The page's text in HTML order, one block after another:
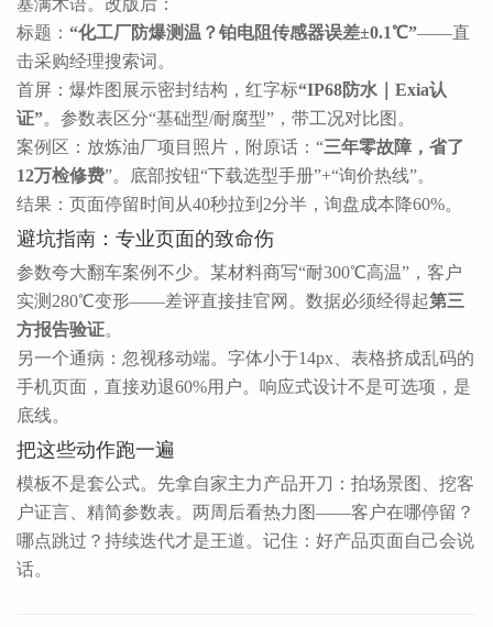
标题： “化工厂防爆测温？铂电阻传感器误差±0.1℃”——直
击采购经理搜索词。
首屏：爆炸图展示密封结构，红字标“IP68防水｜Exia认
证”。参数表区分“基础型/耐腐型”，带工况对比图。
案例区：放炼油厂项目照片，附原话：“三年零故障，省了
12万检修费”。底部按钮“下载选型手册”+“询价热线”。
结果：页面停留时间从40秒拉到2分半，询盘成本降60%。
避坑指南：专业页面的致命伤
参数夸大翻车案例不少。某材料商写“耐300℃高温”，客户
实测280℃变形——差评直接挂官网。数据必须经得起第三
方报告验证。
另一个通病：忽视移动端。字体小于14px、表格挤成乱码的
手机页面，直接劝退60%用户。响应式设计不是可选项，是
底线。
把这些动作跑一遍
模板不是套公式。先拿自家主力产品开刀：拍场景图、挖客
户证言、精简参数表。两周后看热力图——客户在哪停留？
哪点跳过？持续迭代才是王道。记住：好产品页面自己会说
话。